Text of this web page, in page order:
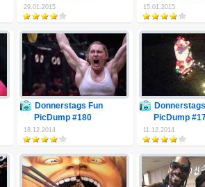
29.01.2015 15.01.2015
Donnerstags Fun
PicDump #180
18.12.2014
PicDump
11.12.2014